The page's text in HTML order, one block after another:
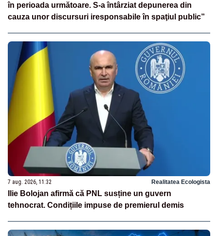
în perioada următoare. S-a întârziat depunerea din
cauza unor discursuri iresponsabile în spaţiul public”
7 aug. 2026, 11:32 Realitatea Ecologista
Ilie Bolojan afirmă că PNL susține un guvern
tehnocrat. Condițiile impuse de premierul demis